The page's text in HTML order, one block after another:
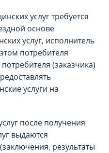
услуг требуется
основе
услуг, исполнитель
потребителя
(заказчика)
услуги на
после получения
выдаются
результаты